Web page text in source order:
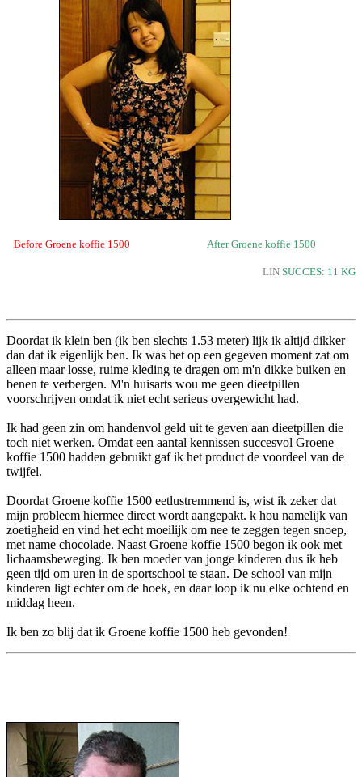
Before Groene koffie 1500 After Groene koffie 1500
LIN SUCCES: 11 KG
Doordat ik klein ben (ik ben slechts 1.53 meter) lijk ik altijd dikker
dan dat ik eigenlijk ben. Ik was het op een gegeven moment zat om
alleen maar losse, ruime kleding te dragen om m'n dikke buiken en
benen te verbergen. M'n huisarts wou me geen dieetpillen
voorschrijven omdat ik niet echt serieus overgewicht had.
Ik had geen zin om handenvol geld uit te geven aan dieetpillen die
toch niet werken. Omdat een aantal kennissen succesvol Groene
koffie 1500 hadden gebruikt gaf ik het product de voordeel van de
twijfel.
Doordat Groene koffie 1500 eetlustremmend is, wist ik zeker dat
mijn probleem hiermee direct wordt aangepakt. k hou namelijk van
zoetigheid en vind het echt moeilijk om nee te zeggen tegen snoep,
met name chocolade. Naast Groene koffie 1500 begon ik ook met
lichaamsbeweging. Ik ben moeder van jonge kinderen dus ik heb
geen tijd om uren in de sportschool te staan. De school van mijn
kinderen ligt echter om de hoek, en daar loop ik nu elke ochtend en
middag heen.
Ik ben zo blij dat ik Groene koffie 1500 heb gevonden!